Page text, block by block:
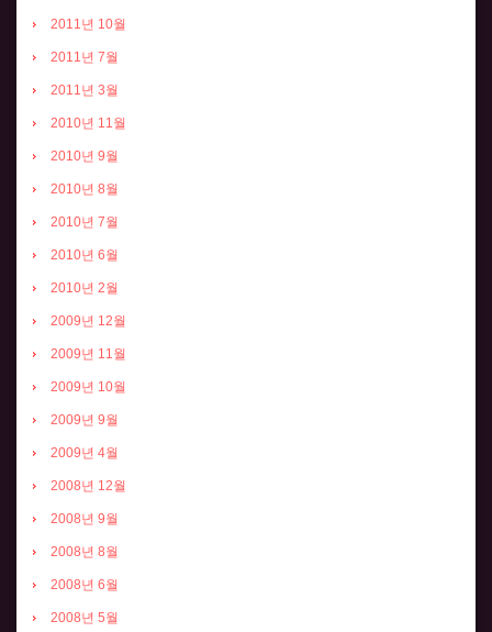
2011년 10월
2011년 7월
2011년 3월
2010년 11월
2010년 9월
2010년 8월
2010년 7월
2010년 6월
2010년 2월
2009년 12월
2009년 11월
2009년 10월
2009년 9월
2009년 4월
2008년 12월
2008년 9월
2008년 8월
2008년 6월
2008년 5월